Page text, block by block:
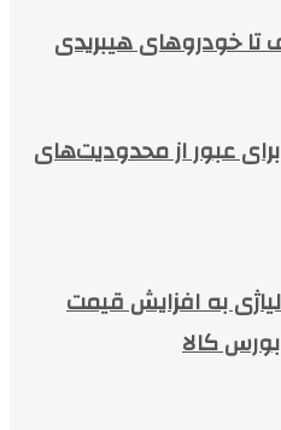
خودروهای هیبریدی
عبور از محدودیت‌های
به افزایش قیمت
کالا